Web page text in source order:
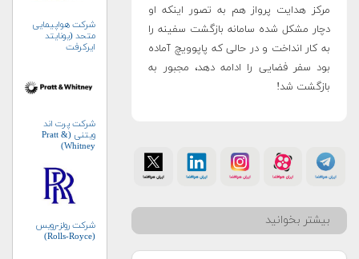
مرکز هدایت پرواز هم به تصور اینکه او
دچار مشکل شده سامانه بازگشت سفینه را
به کار انداخت و در حالی که پاپوویچ آماده
بود سفر فضایی را ادامه دهد، مجبور به
بازگشت شد!
بیشتر بخوانید
شرکت هواپیمایی
متحد (یونایتد
ایرکرفت
شرکت پرت اند
ویتنی (Pratt &
Whitney)
شرکت رولز-رویس
(Rolls-Royce)